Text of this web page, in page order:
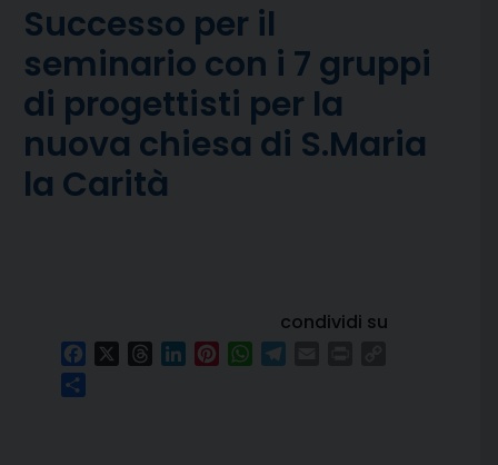
Successo per il
seminario con i 7 gruppi
di progettisti per la
nuova chiesa di S.Maria
la Carità
condividi su
FacebookThreadsLinkedInPinterestWhatsApp